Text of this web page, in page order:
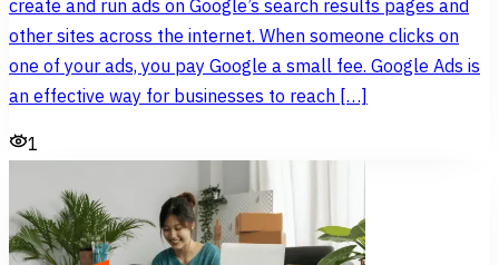
create and run ads on Google’s search results pages and
other sites across the internet. When someone clicks on
one of your ads, you pay Google a small fee. Google Ads is
an effective way for businesses to reach […]
1